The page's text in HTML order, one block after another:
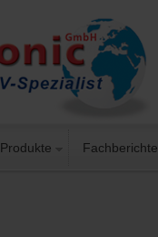
Produkte Fachberichte